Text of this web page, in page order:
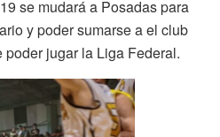
se mudará a Posadas para
y poder sumarse a el club
jugar la Liga Federal.